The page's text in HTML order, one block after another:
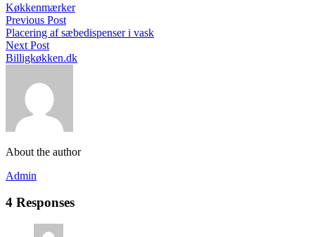
Køkkenmærker
Previous Post
Placering af sæbedispenser i vask
Next Post
Billigkøkken.dk
About the author
Admin
4 Responses